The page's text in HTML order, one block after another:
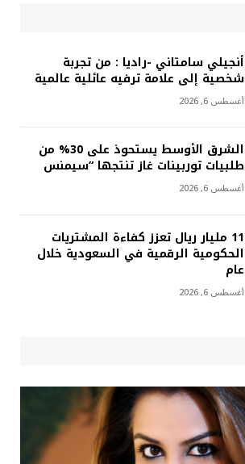
أنجيلي سامتاني -راديا : من تجربة
شخصية إلى علامة ترفيه عائلية عالمية
أغسطس 6, 2026
الشرق الأوسط يستحوذ على 30% من
طلبيات توربينات غاز تنتجها “سيمنس
أغسطس 6, 2026
11 مليار ريال تعزز كفاءة المشتريات
الحكومية الرقمية في السعودية خلال
عام
أغسطس 6, 2026